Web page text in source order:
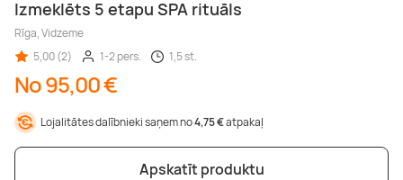
Izmeklēts 5 etapu SPA rituāls
Rīga, Vidzeme
5,00 (2)
1-2 pers. 1,5 st.
No 95,00 €
Lojalitātes dalībnieki saņem no4,75 €atpakaļ
Apskatīt produktu